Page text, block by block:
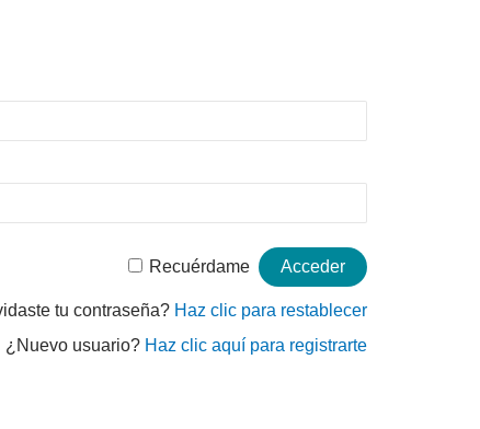
Recuérdame
tu contraseña? Haz clic para restablecer
¿Nuevo usuario? Haz clic aquí para registrarte